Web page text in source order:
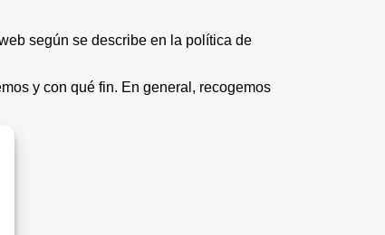
según se describe en la política de
y con qué fin. En general, recogemos